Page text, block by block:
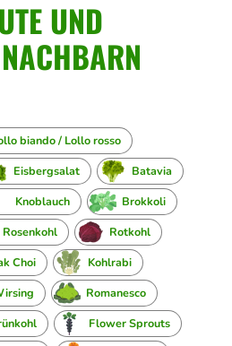
UND
biando / Lollo rosso
Eisbergsalat
Batavia
Knoblauch
Brokkoli
Rosenkohl
Rotkohl
Choi
Kohlrabi
Romanesco
Flower Sprouts